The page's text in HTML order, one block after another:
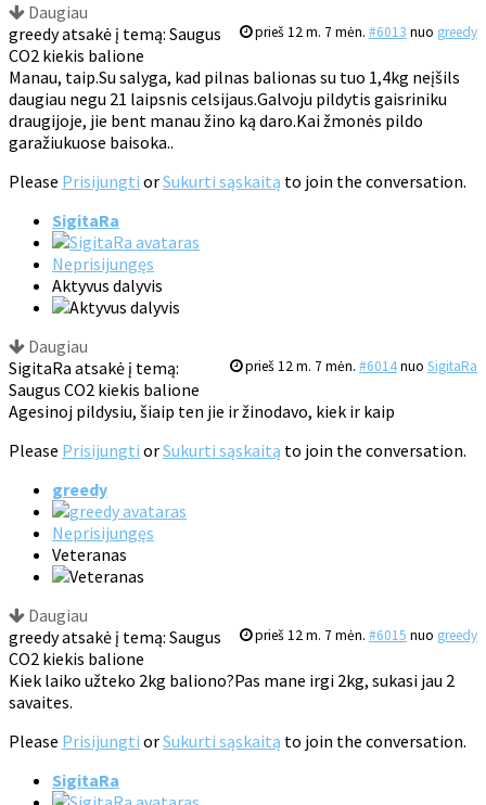
Daugiau
prieš 12 m. 7 mėn. #6013 nuo greedy
greedy atsakė į temą: Saugus
CO2 kiekis balione
Manau, taip.Su salyga, kad pilnas balionas su tuo 1,4kg neįšils
daugiau negu 21 laipsnis celsijaus.Galvoju pildytis gaisriniku
draugijoje, jie bent manau žino ką daro.Kai žmonės pildo
garažiukuose baisoka..
Please Prisijungti orSukurti sąskaitą to join the conversation.
SigitaRa
Neprisijungęs
Aktyvus dalyvis
Daugiau
prieš 12 m. 7 mėn. #6014nuo SigitaRa
SigitaRa atsakė į temą:
Saugus CO2 kiekis balione
Agesinoj pildysiu, šiaip ten jie ir žinodavo, kiek ir kaip
Please Prisijungti orSukurti sąskaitą to join the conversation.
greedy
Neprisijungęs
Veteranas
Daugiau
prieš 12 m. 7 mėn. #6015 nuo greedy
greedy atsakė į temą: Saugus
CO2 kiekis balione
Kiek laiko užteko 2kg baliono?Pas mane irgi 2kg, sukasi jau 2
savaites.
Please Prisijungti orSukurti sąskaitą to join the conversation.
SigitaRa